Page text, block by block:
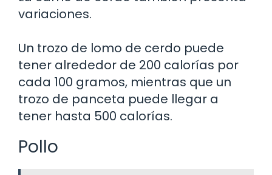
variaciones.
Un trozo de lomo de cerdo puede
tener alrededor de 200 calorías por
cada 100 gramos, mientras que un
trozo de panceta puede llegar a
tener hasta 500 calorías.
Pollo